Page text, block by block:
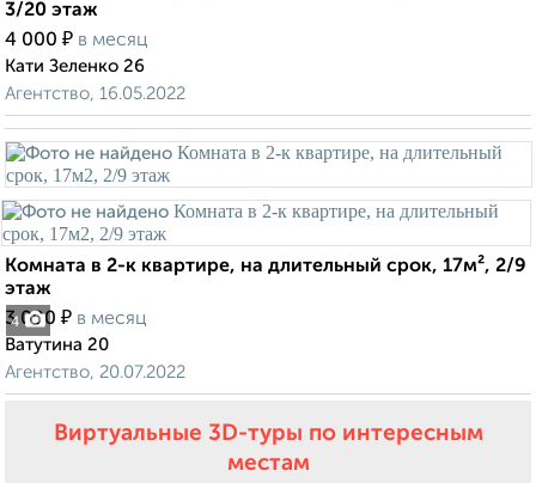
3/20 этаж
4 000 ₽ в месяц
Кати Зеленко 26
Агентство, 16.05.2022
4
Комната в 2-к квартире, на длительный срок, 17м², 2/9
этаж
3 000 ₽ в месяц
Ватутина 20
Агентство, 20.07.2022
Виртуальные 3D-туры по интересным
местам